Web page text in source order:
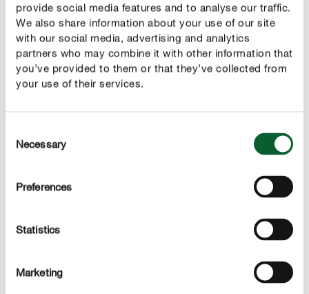
provide social media features and to analyse our traffic.
We also share information about your use of our site
with our social media, advertising and analytics
partners who may combine it with other information that
you’ve provided to them or that they’ve collected from
your use of their services.
Selection
Necessary
Preferences
Statistics
Marketing
Laten we beginnen met hetgistdeegdat tijd nodig heeft
om te rusten.
Los de verse gist met suiker op in lauwwarm water
en laat ongeveer tien minuten rusten tot er kleine
Roer het gistwater erdoor en kneed vijf tot tien
Doe het afgewerkte deeg in een kom, dek af met een